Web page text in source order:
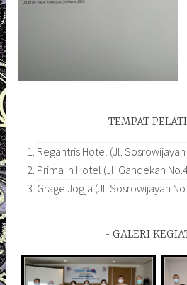
TEMPAT
Regantris Hotel (Jl. Sosrowijayan
Prima In Hotel (Jl. Gandekan
Grage Jogja (Jl. Sosrowijayan
GALERI